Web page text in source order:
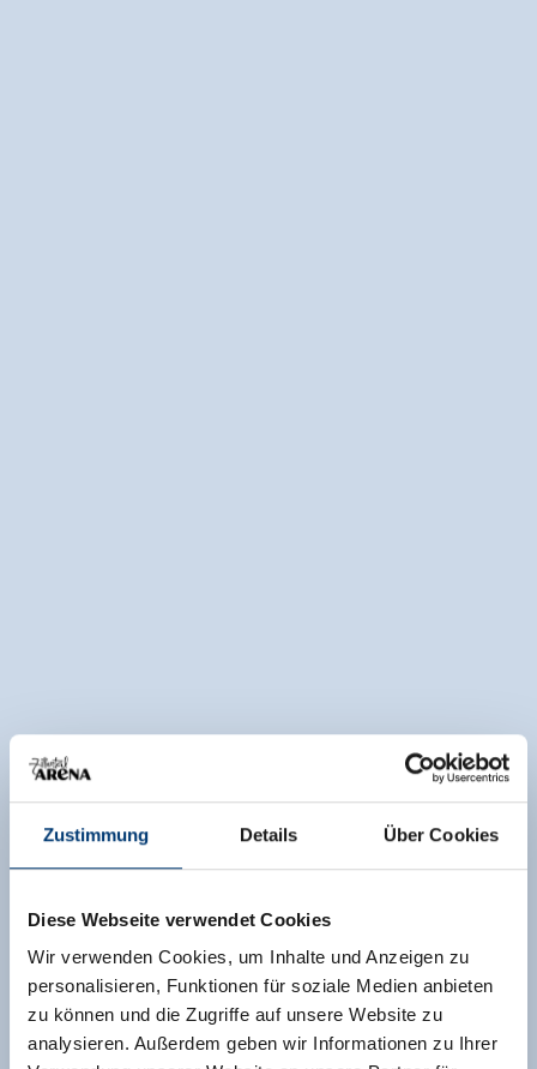
Zustimmung Details Über Cookies
Diese Webseite verwendet Cookies
Wir verwenden Cookies, um Inhalte und Anzeigen zu
personalisieren, Funktionen für soziale Medien anbieten
zu können und die Zugriffe auf unsere Website zu
analysieren. Außerdem geben wir Informationen zu Ihrer